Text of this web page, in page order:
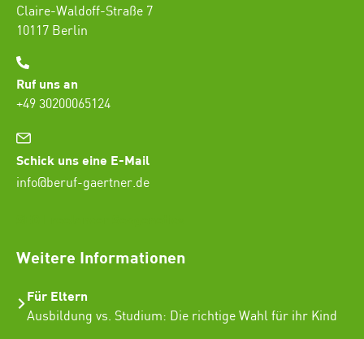
Claire-Waldoff-Straße 7
10117 Berlin
Ruf uns an
+49 30200065124
Schick uns eine E-Mail
info@beruf-gaertner.de
Weitere Informationen
Für Eltern
Ausbildung vs. Studium: Die richtige Wahl für ihr Kind